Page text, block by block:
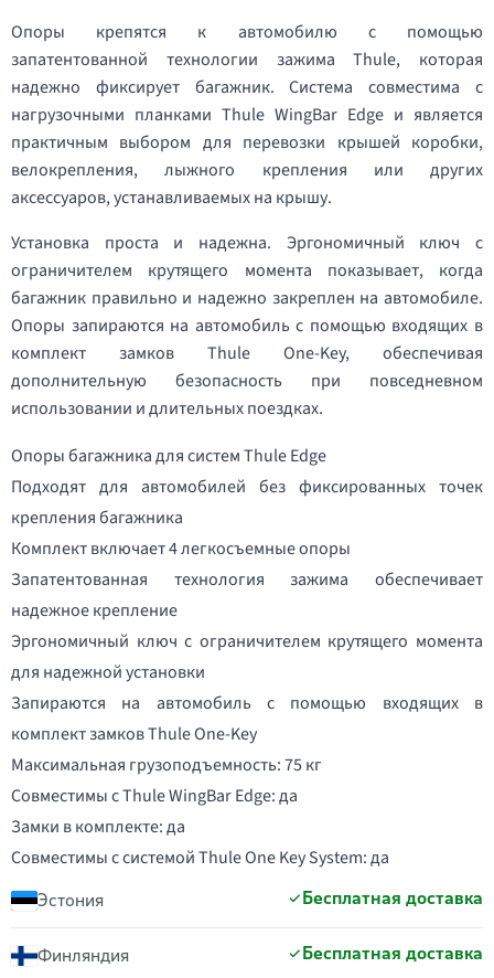
Опоры крепятся к автомобилю с помощью
запатентованной технологии зажима Thule, которая
надежно фиксирует багажник. Система совместима с
нагрузочными планками Thule WingBar Edge и является
практичным выбором для перевозки крышей коробки,
велокрепления, лыжного крепления или других
аксессуаров, устанавливаемых на крышу.
Установка проста и надежна. Эргономичный ключ с
ограничителем крутящего момента показывает, когда
багажник правильно и надежно закреплен на автомобиле.
Опоры запираются на автомобиль с помощью входящих в
комплект замков Thule One-Key, обеспечивая
дополнительную безопасность при повседневном
использовании и длительных поездках.
Опоры багажника для систем Thule Edge
Подходят для автомобилей без фиксированных точек
крепления багажника
Комплект включает 4 легкосъемные опоры
Запатентованная технология зажима обеспечивает
надежное крепление
Эргономичный ключ с ограничителем крутящего момента
для надежной установки
Запираются на автомобиль с помощью входящих в
комплект замков Thule One-Key
Максимальная грузоподъемность: 75 кг
Совместимы с Thule WingBar Edge: да
Замки в комплекте: да
Совместимы с системой Thule One Key System: да
Эстония Бесплатная доставка
Финляндия Бесплатная доставка